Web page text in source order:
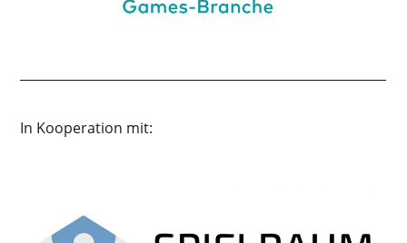
In Kooperation mit: